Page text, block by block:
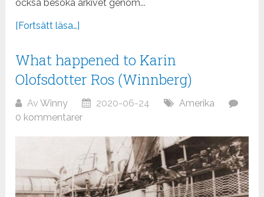
också besöka arkivet genom...
[Fortsätt läsa…]
What happened to Karin
Olofsdotter Ros (Winnberg)
AvWinny 2020-06-24
Amerika
0 kommentarer